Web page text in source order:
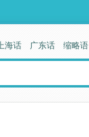
上海话 广东话 缩略语